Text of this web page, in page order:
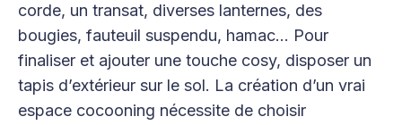
corde, un transat, diverses lanternes, des
bougies, fauteuil suspendu, hamac... Pour
finaliser et ajouter une touche cosy, disposer un
tapis d’extérieur sur le sol. La création d’un vrai
espace cocooning nécessite de choisir